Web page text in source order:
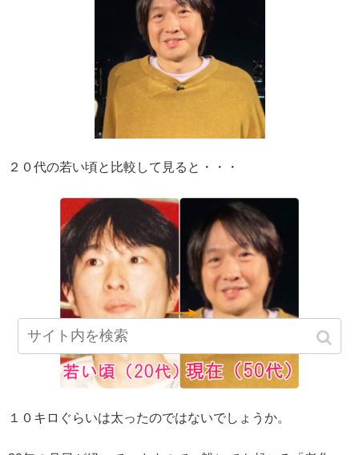
２０代の若い頃と比較して見ると・・・
１０キロぐらいは太ったのではないでしょうか。